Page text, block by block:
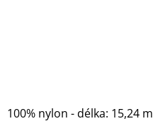
100% nylon - délka: 15,24 m